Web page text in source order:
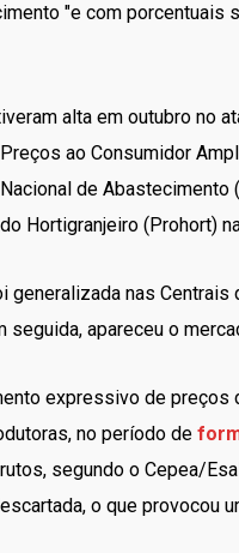
"e com
alta em outubro no
ao Consumidor
de
Hortigranjeiro (Prohort)
generalizada nas
apareceu o
expressivo de
no período de
segundo o Cepea/
o que provocou